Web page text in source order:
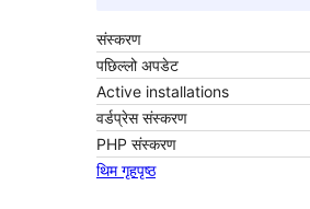
संस्करण
पछिल्लो अपडेट
Active installations
वर्डप्रेस संस्करण
PHP संस्करण
थिम गृहपृष्ठ